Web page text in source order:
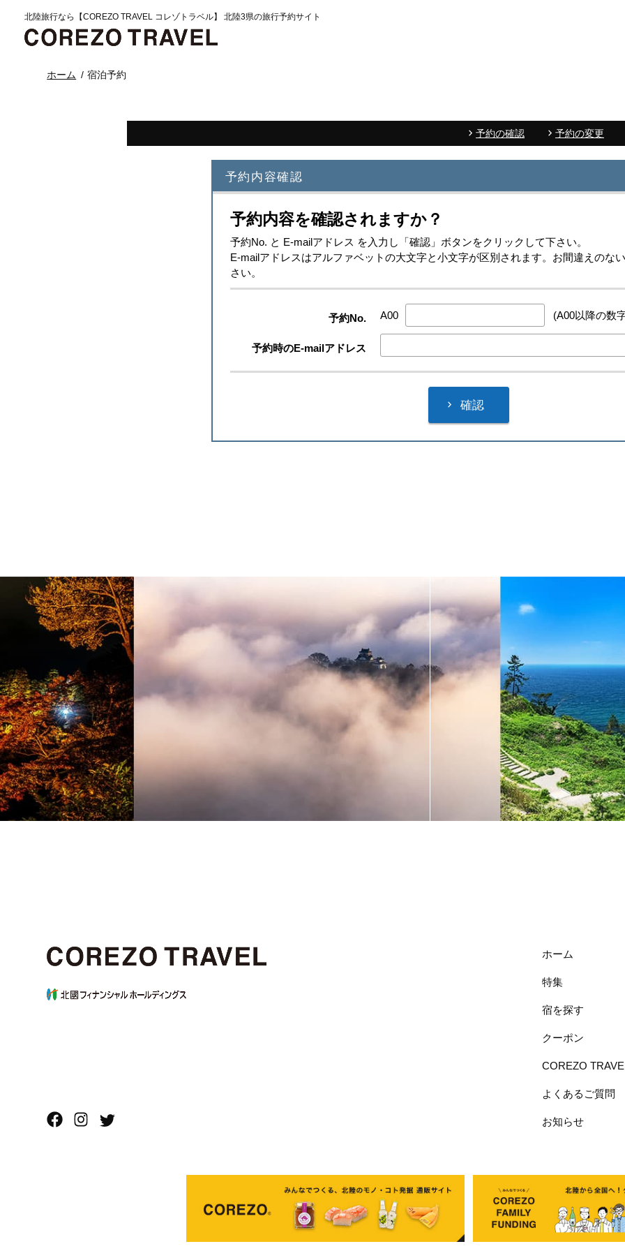
北陸旅行なら【COREZO TRAVEL コレゾトラベル】 北陸3県の旅行予約サイト
ホーム 宿泊予約
予約の確認 予約の変更
予約内容確認
予約内容を確認されますか？
予約No. と E-mailアドレス を入力し「確認」ボタンをクリックして下さい。
E-mailアドレスはアルファベットの大文字と小文字が区別されます。お間違えのな
さい。
予約No. A00 (A00以降の数
予約時のE-mailアドレス
ホーム
特集
宿を探す
クーポン
COREZO
よくあるご質問
お知らせ